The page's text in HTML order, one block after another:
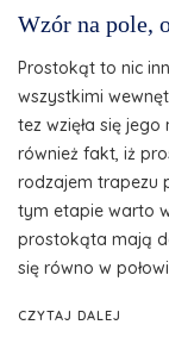
Wzór na pole,
Prostokąt to nic
wszystkimi
tez wzięła się
również fakt, iż
rodzajem trapezu
tym etapie warto
prostokąta mają
się równo w
CZYTAJ DALEJ